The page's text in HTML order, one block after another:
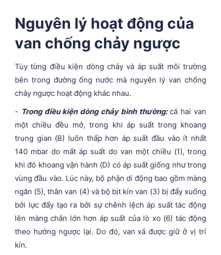
Nguyên lý hoạt động của
van chống chảy ngược
Tùy từng điều kiện dòng chảy và áp suất môi trường
bên trong đường ống nước mà nguyên lý van chống
chảy ngược hoạt động khác nhau.
- Trong điều kiện dòng chảy bình thường:cả hai van
một chiều đều mở, trong khi áp suất trong khoang
trung gian (B) luôn thấp hơn áp suất đầu vào ít nhất
140 mbar do mất áp suất do van một chiều (1), trong
khi đó khoang vận hành (D) có áp suất giống như trong
vùng đầu vào. Lúc này, bộ phận di động bao gồm màng
ngăn (5), thân van (4) và bộ bịt kín van (3) bị đẩy xuống
bởi lực đẩy tạo ra bởi sự chênh lệch áp suất tác động
lên màng chắn lớn hơn áp suất của lò xo (6) tác động
theo hướng ngược lại. Do đó, van xả được giữ ở vị trí
kín.